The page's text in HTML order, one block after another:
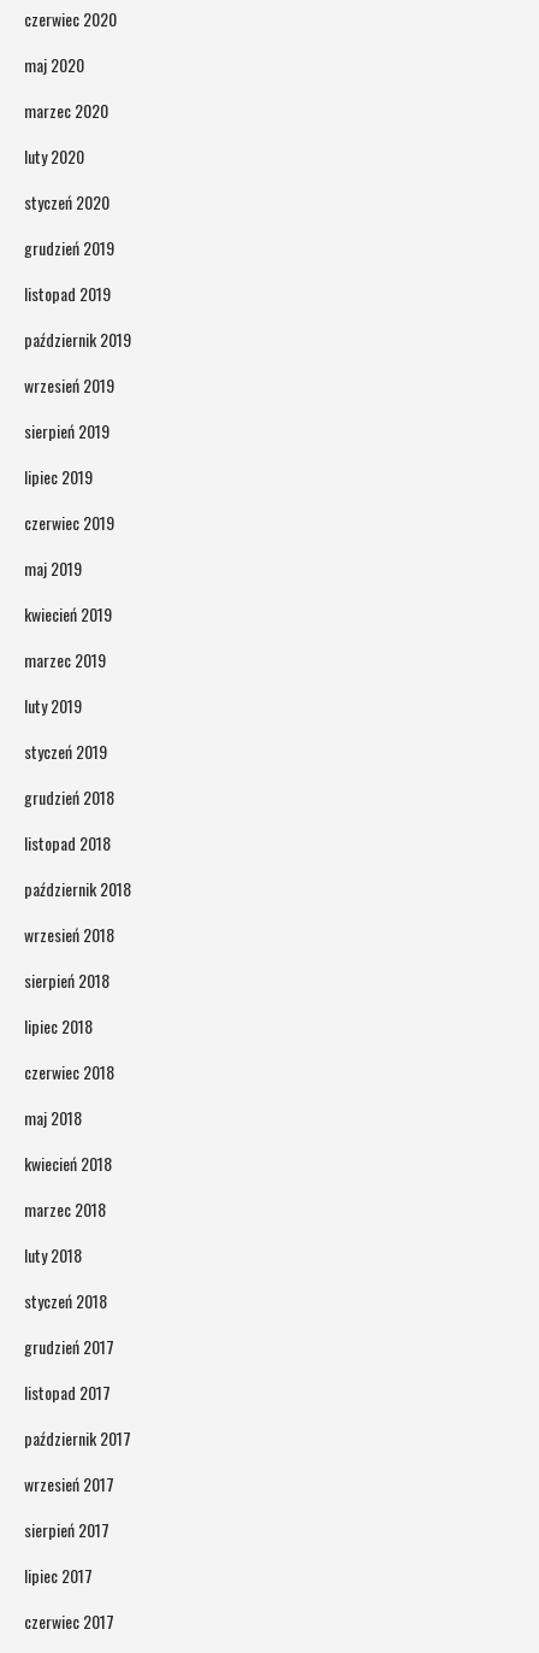
czerwiec 2020
maj 2020
marzec 2020
luty 2020
styczeń 2020
grudzień 2019
listopad 2019
październik 2019
wrzesień 2019
sierpień 2019
lipiec 2019
czerwiec 2019
maj 2019
kwiecień 2019
marzec 2019
luty 2019
styczeń 2019
grudzień 2018
listopad 2018
październik 2018
wrzesień 2018
sierpień 2018
lipiec 2018
czerwiec 2018
maj 2018
kwiecień 2018
marzec 2018
luty 2018
styczeń 2018
grudzień 2017
listopad 2017
październik 2017
wrzesień 2017
sierpień 2017
lipiec 2017
czerwiec 2017